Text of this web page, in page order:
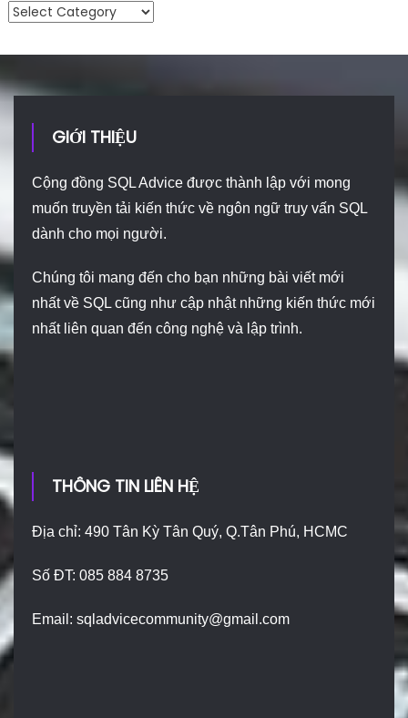
Danh mục
GIỚI THIỆU
Cộng đồng SQL Advice được thành lập với mong
muốn truyền tải kiến thức về ngôn ngữ truy vấn SQL
dành cho mọi người.
Chúng tôi mang đến cho bạn những bài viết mới
nhất về SQL cũng như cập nhật những kiến thức mới
nhất liên quan đến công nghệ và lập trình.
THÔNG TIN LIÊN HỆ
Địa chỉ: 490 Tân Kỳ Tân Quý, Q.Tân Phú, HCMC
Số ĐT: 085 884 8735
Email:sqladvicecommunity@gmail.com